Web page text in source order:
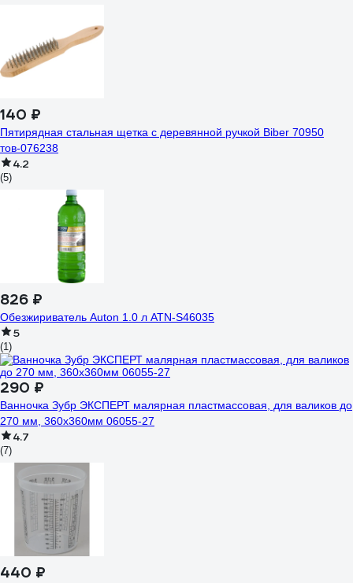
140 ₽
Пятирядная стальная щетка с деревянной ручкой Biber 70950
тов-076238
4.2
(5)
826 ₽
Обезжириватель Auton 1.0 л ATN-S46035
5
(1)
290 ₽
Ванночка Зубр ЭКСПЕРТ малярная пластмассовая, для валиков до
270 мм, 360x360мм 06055-27
4.7
(7)
440 ₽